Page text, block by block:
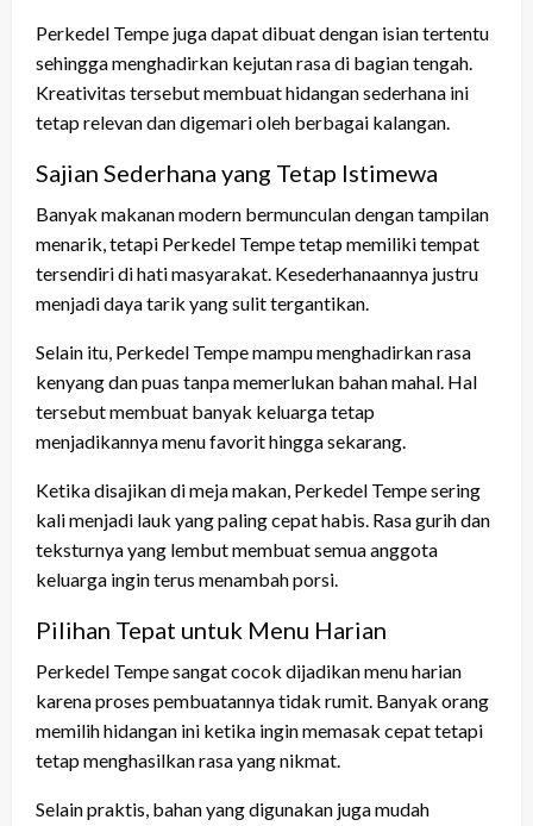
Perkedel Tempe juga dapat dibuat dengan isian tertentu
sehingga menghadirkan kejutan rasa di bagian tengah.
Kreativitas tersebut membuat hidangan sederhana ini
tetap relevan dan digemari oleh berbagai kalangan.
Sajian Sederhana yang Tetap Istimewa
Banyak makanan modern bermunculan dengan tampilan
menarik, tetapi Perkedel Tempe tetap memiliki tempat
tersendiri di hati masyarakat. Kesederhanaannya justru
menjadi daya tarik yang sulit tergantikan.
Selain itu, Perkedel Tempe mampu menghadirkan rasa
kenyang dan puas tanpa memerlukan bahan mahal. Hal
tersebut membuat banyak keluarga tetap
menjadikannya menu favorit hingga sekarang.
Ketika disajikan di meja makan, Perkedel Tempe sering
kali menjadi lauk yang paling cepat habis. Rasa gurih dan
teksturnya yang lembut membuat semua anggota
keluarga ingin terus menambah porsi.
Pilihan Tepat untuk Menu Harian
Perkedel Tempe sangat cocok dijadikan menu harian
karena proses pembuatannya tidak rumit. Banyak orang
memilih hidangan ini ketika ingin memasak cepat tetapi
tetap menghasilkan rasa yang nikmat.
Selain praktis, bahan yang digunakan juga mudah